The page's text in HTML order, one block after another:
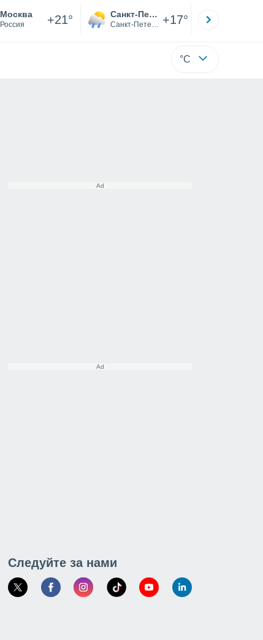
Москва
Россия +21° Санкт-Петербург
Санкт-Петербург +17°
°C
Следуйте за нами